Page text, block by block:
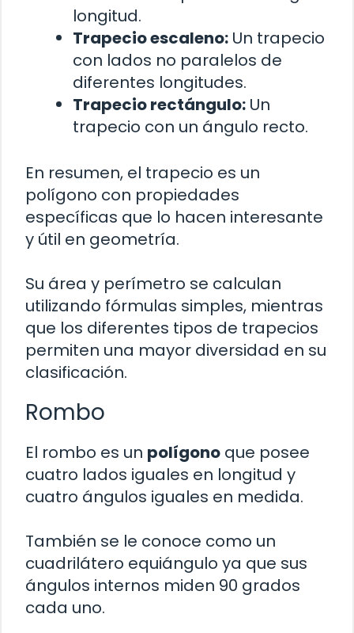
longitud.
Trapecio escaleno: Un trapecio
con lados no paralelos de
diferentes longitudes.
Trapecio rectángulo: Un
trapecio con un ángulo recto.
En resumen, el trapecio es un
polígono con propiedades
específicas que lo hacen interesante
y útil en geometría.
Su área y perímetro se calculan
utilizando fórmulas simples, mientras
que los diferentes tipos de trapecios
permiten una mayor diversidad en su
clasificación.
Rombo
El rombo es un polígono que posee
cuatro lados iguales en longitud y
cuatro ángulos iguales en medida.
También se le conoce como un
cuadrilátero equiángulo ya que sus
ángulos internos miden 90 grados
cada uno.